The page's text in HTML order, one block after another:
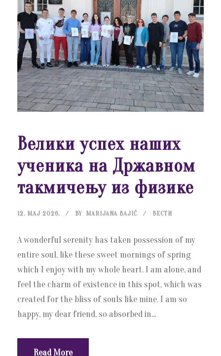
Велики успех наших
ученика на Државном
такмичењу из физике
12. МАЈ 2026. BY MARIJANA BAJIĆ ВЕСТИ
A wonderful serenity has taken possession of my
entire soul, like these sweet mornings of spring
which I enjoy with my whole heart. I am alone, and
feel the charm of existence in this spot, which was
created for the bliss of souls like mine. I am so
happy, my dear friend, so absorbed in...
Read More